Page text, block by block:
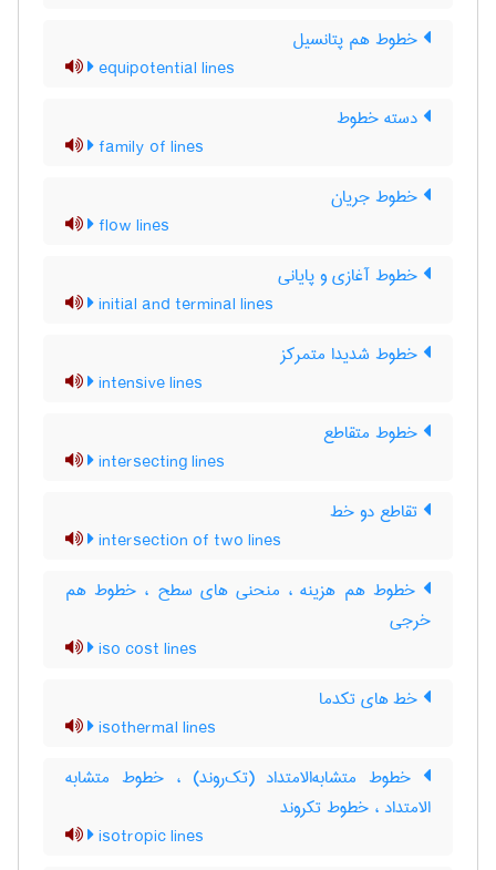
خطوط هم پتانسیل
equipotential lines
دسته خطوط
family of lines
خطوط جریان
flow lines
خطوط آغازی و پایانی
initial and terminal lines
خطوط شدیدا متمرکز
intensive lines
خطوط متقاطع
intersecting lines
تقاطع دو خط
intersection of two lines
خطوط هم هزینه ، منحنی های سطح ، خطوط هم
خرجی
iso cost lines
خط های تکدما
isothermal lines
خطوط متشابه‌الامتداد (تک‌روند) ، خطوط متشابه
الامتداد ، خطوط تکروند
isotropic lines